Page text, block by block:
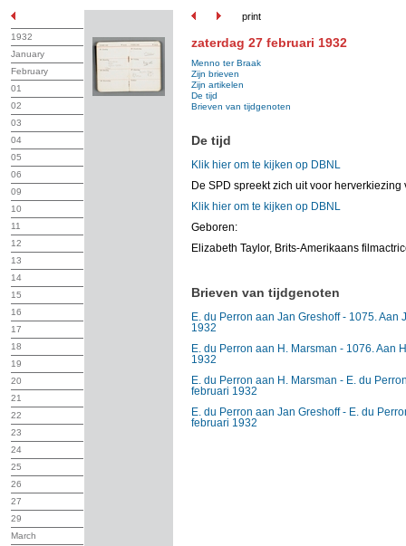
print
1932
January
February
01
02
03
04
05
06
09
10
11
12
13
14
15
16
17
18
19
20
21
22
23
24
25
26
27
29
March
zaterdag 27 februari 1932
Menno ter Braak
Zijn brieven
Zijn artikelen
De tijd
Brieven van tijdgenoten
De tijd
Klik hier om te kijken op DBNL
De SPD spreekt zich uit voor
Klik hier om te kijken op DBNL
Geboren:
Elizabeth Taylor, Brits-Amerikaans
Brieven van tijdgenoten
E. du Perron aan Jan Greshoff - 1075. Aan
1932
E. du Perron aan H. Marsman - 1076. Aan
1932
E. du Perron aan H. Marsman - E. du
februari 1932
E. du Perron aan Jan Greshoff - E. du
februari 1932